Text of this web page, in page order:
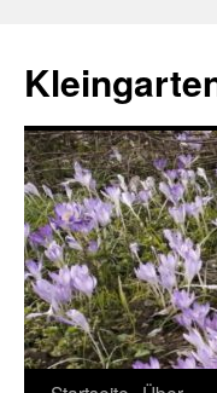
springen